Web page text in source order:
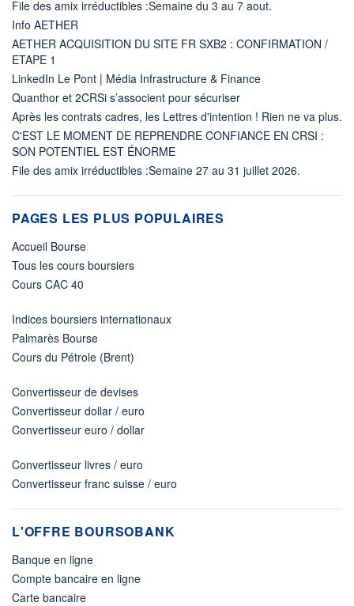
File des amix irréductibles :Semaine du 3 au 7 aout.
Info AETHER
AETHER ACQUISITION DU SITE FR SXB2 : CONFIRMATION /
ETAPE 1
LinkedIn Le Pont | Média Infrastructure & Finance
Quanthor et 2CRSi s’associent pour sécuriser
Après les contrats cadres, les Lettres d'intention ! Rien ne va plus.
C'EST LE MOMENT DE REPRENDRE CONFIANCE EN CRSI :
SON POTENTIEL EST ÉNORME
File des amix irréductibles :Semaine 27 au 31 juillet 2026.
PAGES LES PLUS POPULAIRES
Accueil Bourse
Tous les cours boursiers
Cours CAC 40
Indices boursiers internationaux
Palmarès Bourse
Cours du Pétrole (Brent)
Convertisseur de devises
Convertisseur dollar / euro
Convertisseur euro / dollar
Convertisseur livres / euro
Convertisseur franc suisse / euro
L'OFFRE BOURSOBANK
Banque en ligne
Compte bancaire en ligne
Carte bancaire